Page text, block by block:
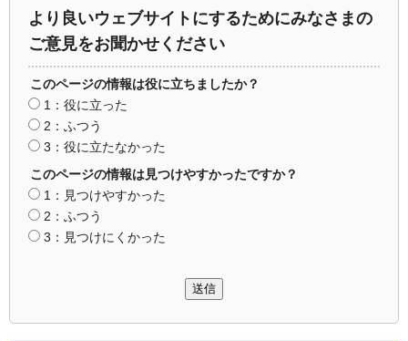
より良いウェブサイトにするためにみなさまの
ご意見をお聞かせください
このページの情報は役に立ちましたか？
1：役に立った
2：ふつう
3：役に立たなかった
このページの情報は見つけやすかったですか？
1：見つけやすかった
2：ふつう
3：見つけにくかった
送信